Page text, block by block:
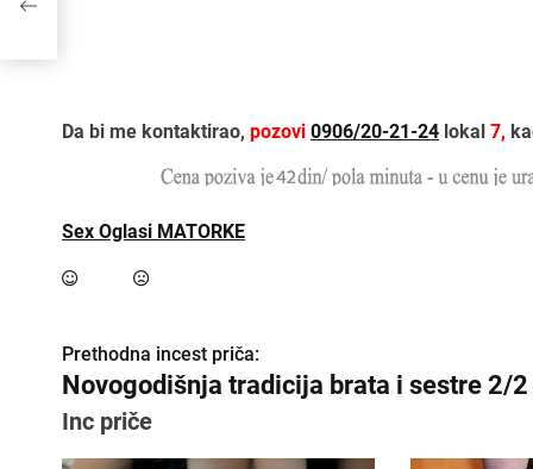
Da bi me kontaktirao, pozovi 0906/20-21-24 lokal 7,
Sex Oglasi MATORKE
K
r
e
Prethodna incest priča:
Novogodišnja tradicija brata i sestre 2/2
Inc priče